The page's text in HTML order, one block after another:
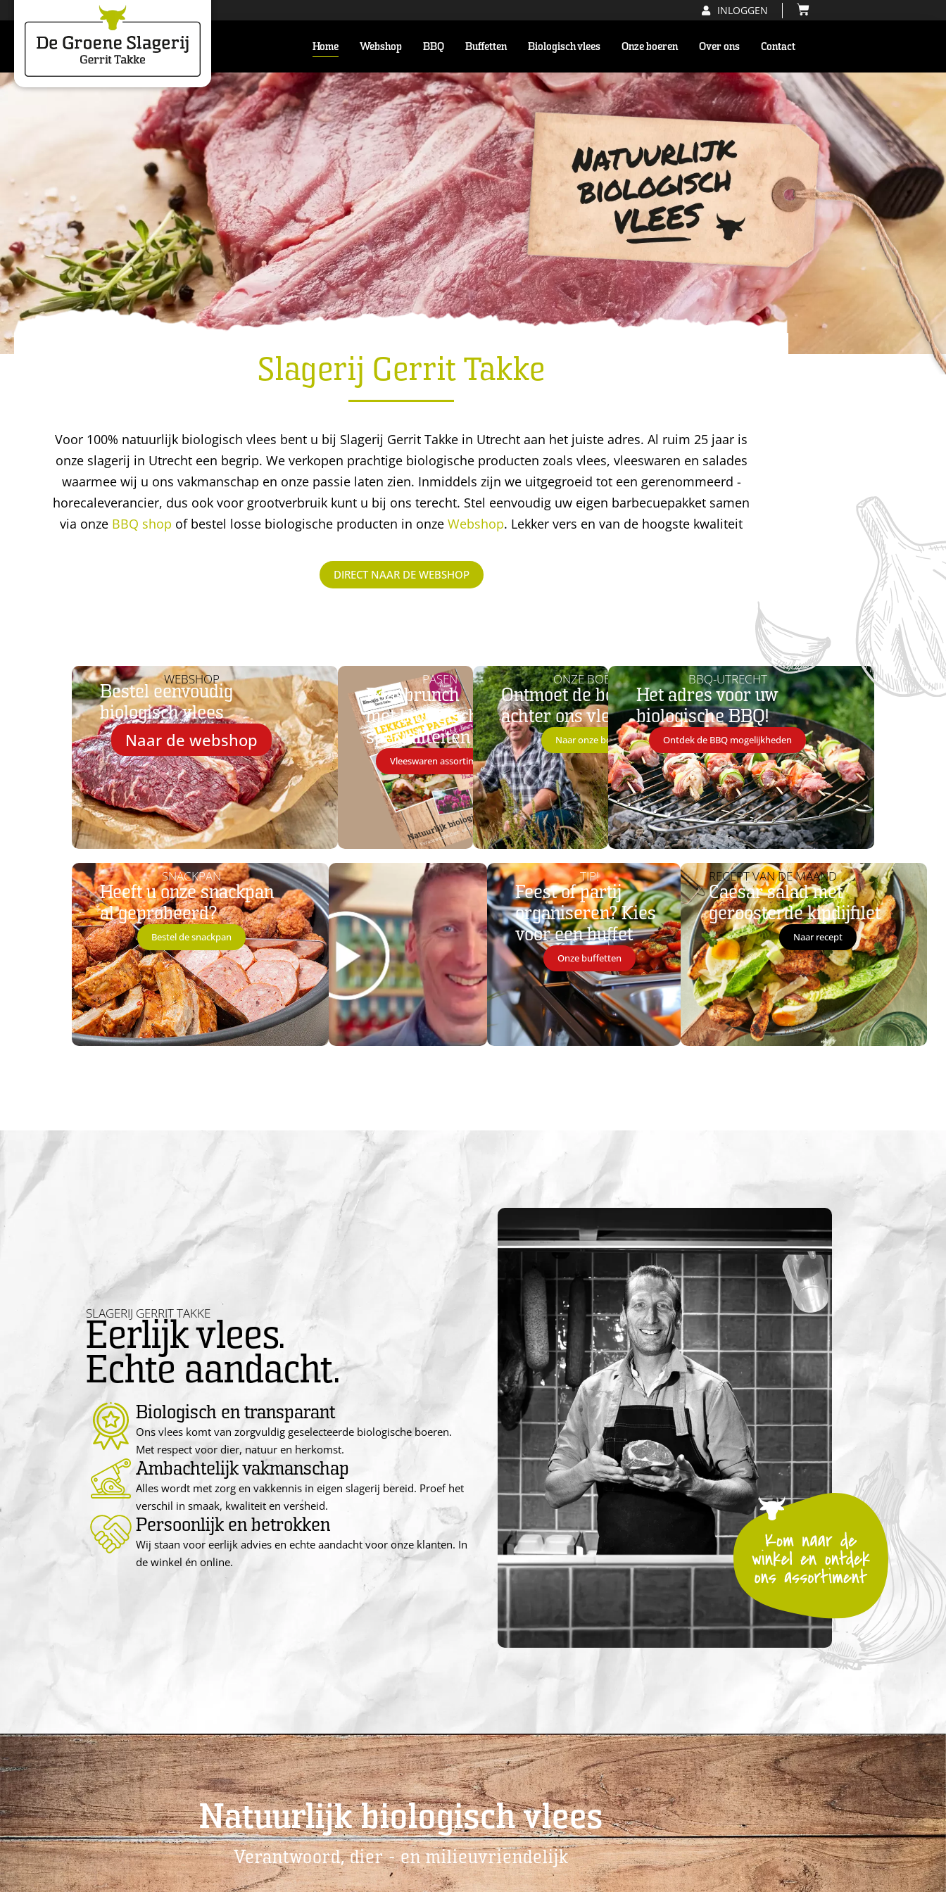
INLOGGEN
Home Webshop BBQ Buffetten Biologisch vlees Onze boeren Over ons Contact
Slagerij Gerrit Takke
Voor 100% natuurlijk biologisch vlees bent u bij Slagerij Gerrit Takke in Utrecht aan het juiste adres. Al ruim 25 jaar is
onze slagerij in Utrecht een begrip. We verkopen prachtige biologische producten zoals vlees, vleeswaren en salades
waarmee wij u ons vakmanschap en onze passie laten zien. Inmiddels zijn we uitgegroeid tot een gerenommeerd ­
horecaleverancier, dus ook voor grootverbruik kunt u bij ons terecht. Stel eenvoudig uw eigen barbecuepakket samen
via onze BBQ shop of bestel losse biologische producten in onze Webshop. Lekker vers en van de hoogste kwaliteit
DIRECT NAAR DE WEBSHOP
WEBSHOP
Bestel eenvoudig
biologisch vlees
Naar de webshop
PASEN
Paasbrunch
met biologische
specialiteiten
Vleeswaren assortiment
ONZE BOEREN
Ontmoet de boeren
achter ons vlees
Naar onze boeren
BBQ-UTRECHT
Het adres voor uw
biologische BBQ!
Ontdek de BBQ mogelijkheden
SNACKPAN
Heeft u onze snackpan
al geprobeerd?
Bestel de snackpan
TIP!
Feest of partij
organiseren? Kies
voor een buffet
Onze buffetten
RECEPT VAN DE MAAND
Caesar salad met
geroosterde kipdijfilet
Naar recept
SLAGERIJ GERRIT TAKKE
Eerlijk vlees.
Echte aandacht.
Biologisch en transparant
Ons vlees komt van zorgvuldig geselecteerde biologische boeren.
Met respect voor dier, natuur en herkomst.
Ambachtelijk vakmanschap
Alles wordt met zorg en vakkennis in eigen slagerij bereid. Proef het
verschil in smaak, kwaliteit en versheid.
Persoonlijk en betrokken
Wij staan voor eerlijk advies en echte aandacht voor onze klanten. In
de winkel én online.
Natuurlijk biologisch vlees
Verantwoord, dier - en milieuvriendelijk